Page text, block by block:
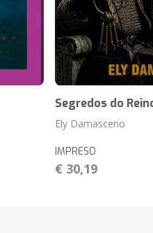
Segredos do
Ely Damasceno
IMPRESO
€ 30,19